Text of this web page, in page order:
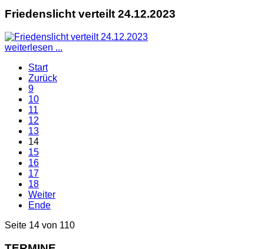
Friedenslicht verteilt 24.12.2023
weiterlesen ...
Start
Zurück
9
10
11
12
13
14
15
16
17
18
Weiter
Ende
Seite 14 von 110